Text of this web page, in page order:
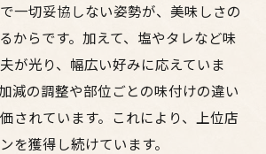
味しさを両立した大阪鳥料理の魅
群な大阪居酒屋での過ごし方提案
目する大阪の楽しみ方
一切妥協しない姿勢が、美味しさの
からです。加えて、塩やタレなど味
が光り、幅広い好みに応えていま
減の調整や部位ごとの味付けの違い
されています。これにより、上位店
を獲得し続けています。